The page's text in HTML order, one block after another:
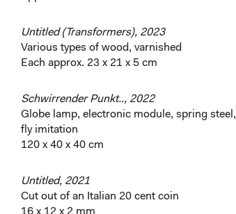
Untitled (Transformers), 2023
Various types of wood, varnished
Each approx. 23 x 21 x 5 cm
Schwirrender Punkt.., 2022
Globe lamp, electronic module, spring steel,
fly imitation
120 x 40 x 40 cm
Untitled, 2021
Cut out of an Italian 20 cent coin